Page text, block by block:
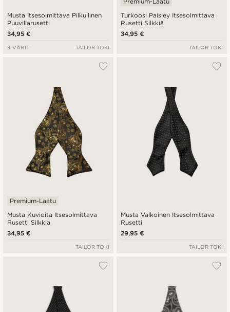
Musta Itsesolmittava Pilkullinen
Puuvillarusetti
34,95 €
3 VÄRIT TAILOR TOKI
Turkoosi Paisley Itsesolmittava
Rusetti Silkkiä
34,95 €
TAILOR TOKI
Musta Kuvioita Itsesolmittava
Rusetti Silkkiä
Premium-Laatu
34,95 €
TAILOR TOKI
Musta Valkoinen Itsesolmittava
Rusetti
29,95 €
TAILOR TOKI